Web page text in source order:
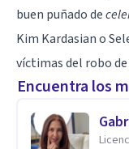
buen puñado de
Kim Kardasian o
víctimas del robo
Encuentra los